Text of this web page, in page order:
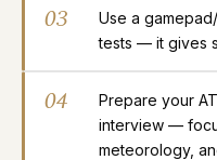
03
Use a
tests — it gives
04
Prepare your
interview —
meteorology,